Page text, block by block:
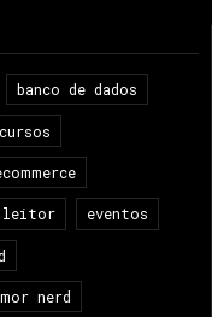
banco de dados
cursos
leitor eventos
nerd